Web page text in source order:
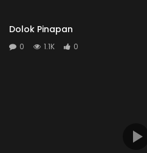
Dolok Pinapan
0 1.1K 0